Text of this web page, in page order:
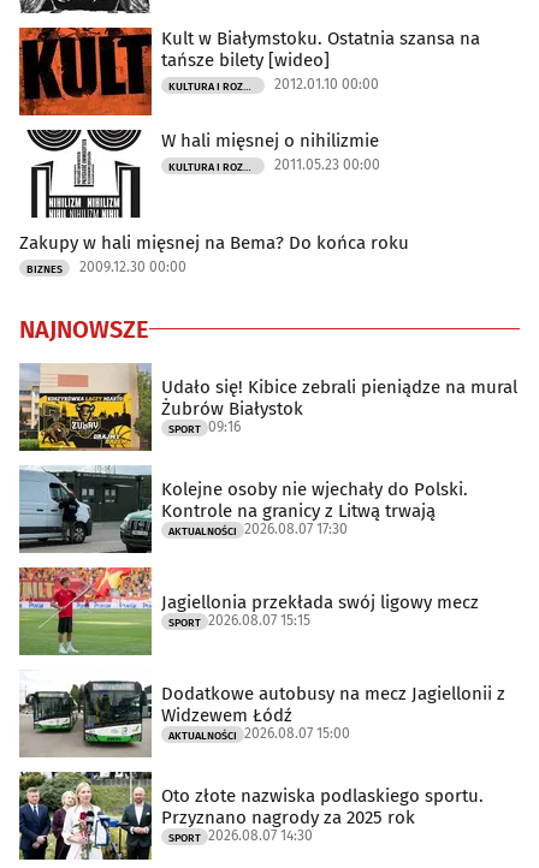
Kult w Białymstoku. Ostatnia szansa na
tańsze bilety [wideo]
2012.01.10 00:00
W hali mięsnej o nihilizmie
2011.05.23 00:00
Zakupy w hali mięsnej na Bema? Do końca roku
BIZNES 2009.12.30 00:00
NAJNOWSZE
Udało się! Kibice zebrali pieniądze na mural
Żubrów Białystok
SPORT 09:16
Kolejne osoby nie wjechały do Polski.
Kontrole na granicy z Litwą trwają
AKTUALNOŚCI 2026.08.07 17:30
Jagiellonia przekłada swój ligowy mecz
SPORT 2026.08.07 15:15
Dodatkowe autobusy na mecz Jagiellonii z
Widzewem Łódź
AKTUALNOŚCI 2026.08.07 15:00
Oto złote nazwiska podlaskiego sportu.
Przyznano nagrody za 2025 rok
SPORT 2026.08.07 14:30